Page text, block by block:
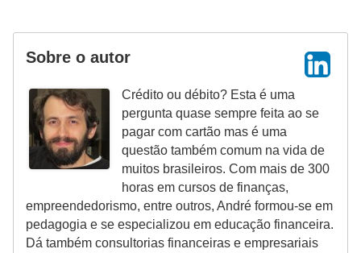
Sobre o autor
Crédito ou débito? Esta é uma
pergunta quase sempre feita ao se
pagar com cartão mas é uma
questão também comum na vida de
muitos brasileiros. Com mais de 300
horas em cursos de finanças,
empreendedorismo, entre outros, André formou-se em
pedagogia e se especializou em educação financeira.
Dá também consultorias financeiras e empresariais
é
t
m
o
e
f